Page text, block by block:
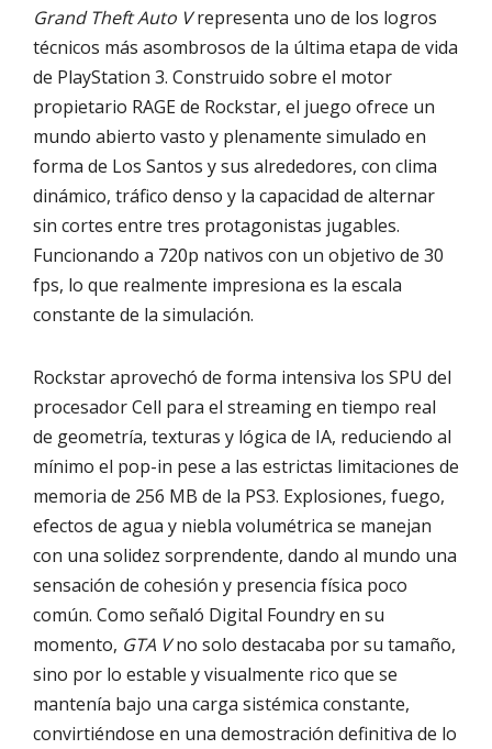
Grand Theft Auto Vrepresenta uno de los logros
técnicos más asombrosos de la última etapa de vida
de PlayStation 3. Construido sobre el motor
propietario RAGE de Rockstar, el juego ofrece un
mundo abierto vasto y plenamente simulado en
forma de Los Santos y sus alrededores, con clima
dinámico, tráfico denso y la capacidad de alternar
sin cortes entre tres protagonistas jugables.
Funcionando a 720p nativos con un objetivo de 30
fps, lo que realmente impresiona es la escala
constante de la simulación.
Rockstar aprovechó de forma intensiva los SPU del
procesador Cell para el streaming en tiempo real
de geometría, texturas y lógica de IA, reduciendo al
mínimo el pop-in pese a las estrictas limitaciones de
memoria de 256 MB de la PS3. Explosiones, fuego,
efectos de agua y niebla volumétrica se manejan
con una solidez sorprendente, dando al mundo una
sensación de cohesión y presencia física poco
común. Como señaló Digital Foundry en su
momento, GTA Vno solo destacaba por su tamaño,
sino por lo estable y visualmente rico que se
mantenía bajo una carga sistémica constante,
convirtiéndose en una demostración definitiva de lo